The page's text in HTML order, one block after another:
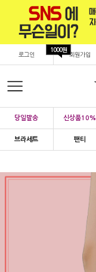
로그인 회원가입
1000원
당일발송 신상품10%
브라세트 팬티